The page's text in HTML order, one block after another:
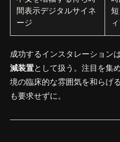
間表示デジタルサイネ
ージ
成功するインスタレーション
減装置として扱う。注目を集
境の臨床的な雰囲気を和らげ
も要求せずに。